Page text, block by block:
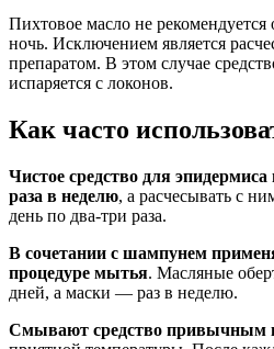
Пихтовое масло не рекомендуется
ночь. Исключением является
препаратом. В этом случае
испаряется с локонов.
Как часто
Чистое средство для
раза в неделю, а расчесывать с
день по два-три раза.
В сочетании с шампунем
процедуре мытья. Масляные
дней, а маски — раз в неделю.
Смывают средство привычным